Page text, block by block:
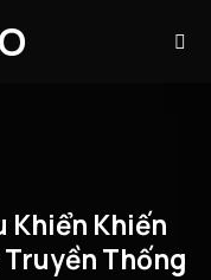
Khiển Khiến
Truyền Thống